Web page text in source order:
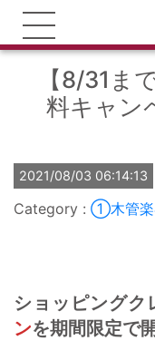
【8/31ま
料キャン
2021/08/03 06:14:13
①木管楽
ショッピングク
ンを期間限定で